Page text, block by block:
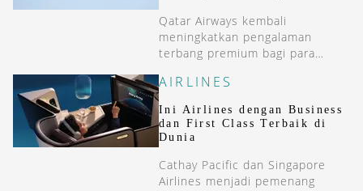
Qatar Airways kembali
meningkatkan pengalaman
terbang premium bagi para
peluncuran koleksi koktail dan
oleh mixologist ternama dunia,
Lorenzo Antinori. Koleksi
tersedia di seluruh layanan First
Class dan Business Class Qatar
AIRLINES
Ini Airlines dengan Business
dan First Class Terbaik di
Dunia
Cathay Pacific dan Singapore
Airlines menjadi pemenang